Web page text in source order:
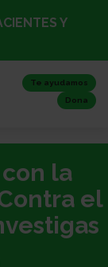
Y
Te ayudamos
Dona
la
el